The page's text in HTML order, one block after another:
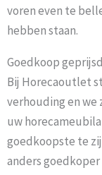
voren even te
hebben staan.
Goedkoop
Bij Horecaoutlet
verhouding en we
uw
goedkoopste te
anders goedkoper